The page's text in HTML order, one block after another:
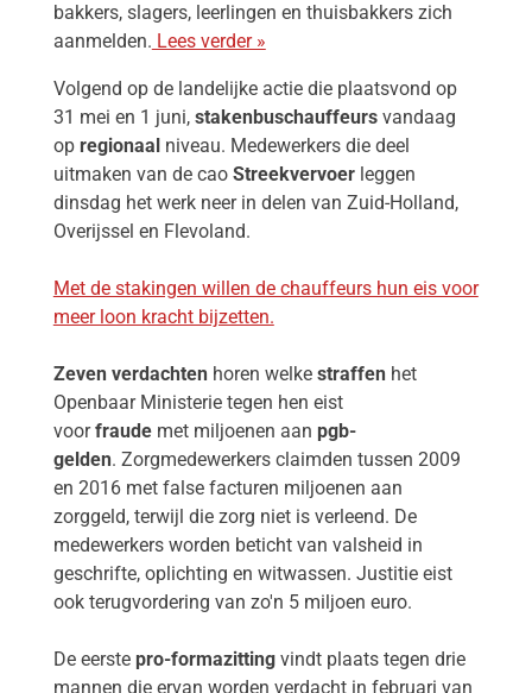
bakkers, slagers, leerlingen en thuisbakkers zich
aanmelden. Lees verder »
Volgend op de landelijke actie die plaatsvond op
31 mei en 1 juni, stakenbuschauffeurs vandaag
op regionaal niveau. Medewerkers die deel
uitmaken van de cao Streekvervoer leggen
dinsdag het werk neer in delen van Zuid-Holland,
Overijssel en Flevoland.
Met de stakingen willen de chauffeurs hun eis voor
meer loon kracht bijzetten.
Zeven verdachten horen welke straffen het
Openbaar Ministerie tegen hen eist
voor fraude met miljoenen aan pgb-
gelden. Zorgmedewerkers claimden tussen 2009
en 2016 met false facturen miljoenen aan
zorggeld, terwijl die zorg niet is verleend. De
medewerkers worden beticht van valsheid in
geschrifte, oplichting en witwassen. Justitie eist
ook terugvordering van zo'n 5 miljoen euro.
De eerste pro-formazittingvindt plaats tegen drie
mannen die ervan worden verdacht in februari van